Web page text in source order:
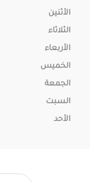
الأثنين
الثلاثاء
الأربعاء
الخميس
الجمعة
السبت
الأحد